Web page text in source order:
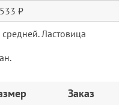
533 ₽
Ластовица
Заказ